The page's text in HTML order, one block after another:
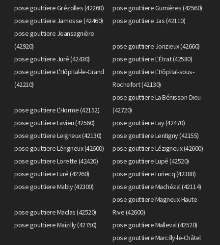
pose gouttiere Grézolles (42260)
pose gouttiere Gumières (42560)
pose gouttiere Jarnosse (42460)
pose gouttiere Jas (42110)
pose gouttiere Jeansagnière
(42920)
pose gouttiere Jonzieux (42660)
pose gouttiere Juré (42430)
pose gouttiere L'Étrat (42580)
pose gouttiere L'Hôpital-le-Grand
(42210)
pose gouttiere L'Hôpital-sous-
Rochefort (42130)
pose gouttiere L'Horme (42152)
pose gouttiere La Bénisson-Dieu
(42720)
pose gouttiere Lavieu (42560)
pose gouttiere Lay (42470)
pose gouttiere Leigneux (42130)
pose gouttiere Lentigny (42155)
pose gouttiere Lérigneux (42600)
pose gouttiere Lézigneux (42600)
pose gouttiere Lorette (42420)
pose gouttiere Lupé (42520)
pose gouttiere Luré (42260)
pose gouttiere Luriecq (42380)
pose gouttiere Mably (42300)
pose gouttiere Machézal (42114)
pose gouttiere Maclas (42520)
pose gouttiere Magneux-Haute-
Rive (42600)
pose gouttiere Maizilly (42750)
pose gouttiere Malleval (42520)
pose gouttiere Marcilly-le-Châtel